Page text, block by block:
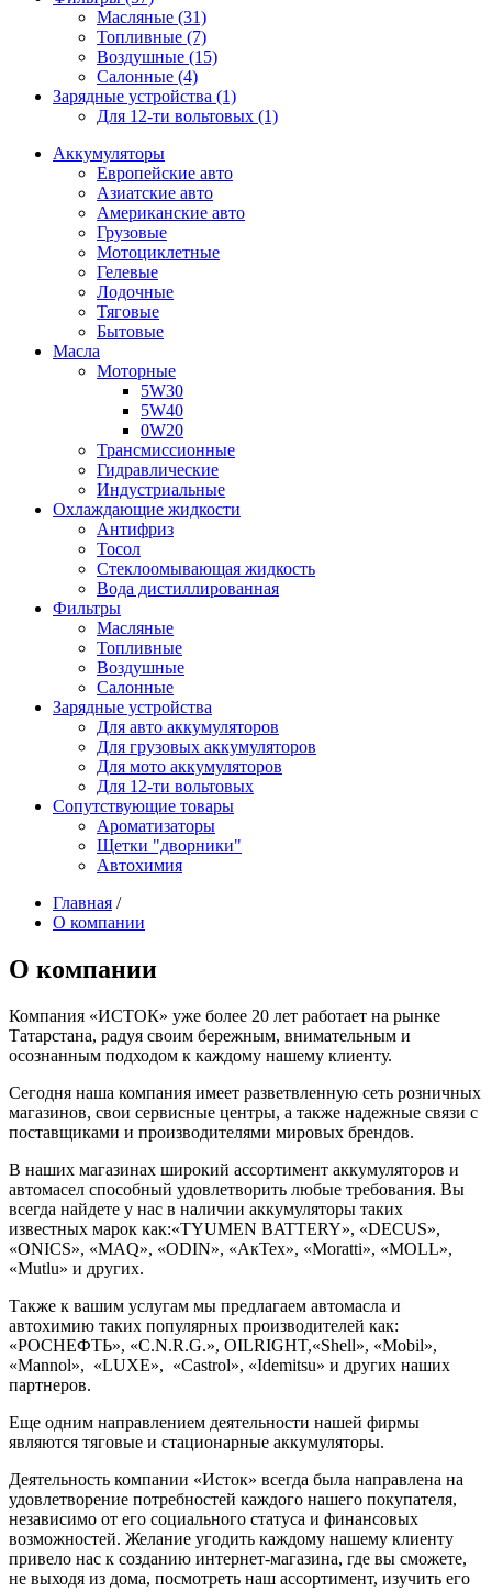
Масляные (31)
Топливные (7)
Воздушные (15)
Салонные (4)
Зарядные устройства (1)
Для 12-ти вольтовых (1)
Аккумуляторы
Европейские авто
Азиатские авто
Американские авто
Грузовые
Мотоциклетные
Гелевые
Лодочные
Тяговые
Бытовые
Масла
Моторные
5W30
5W40
0W20
Трансмиссионные
Гидравлические
Индустриальные
Охлаждающие жидкости
Антифриз
Тосол
Стеклоомывающая жидкость
Вода дистиллированная
Фильтры
Масляные
Топливные
Воздушные
Салонные
Зарядные устройства
Для авто аккумуляторов
Для грузовых аккумуляторов
Для мото аккумуляторов
Для 12-ти вольтовых
Сопутствующие товары
Ароматизаторы
Щетки "дворники"
Автохимия
Главная /
О компании
О компании
Компания «ИСТОК» уже более 20 лет работает на рынке
Татарстана, радуя своим бережным, внимательным и
осознанным подходом к каждому нашему клиенту.
Сегодня наша компания имеет разветвленную сеть розничных
магазинов, свои сервисные центры, а также надежные связи с
поставщиками и производителями мировых брендов.
В наших магазинах широкий ассортимент аккумуляторов и
автомасел способный удовлетворить любые требования. Вы
всегда найдете у нас в наличии аккумуляторы таких
известных марок как:«TYUMEN BATTERY», «DECUS»,
«ONICS», «MAQ», «ODIN», «АкТех», «Moratti», «MOLL»,
«Mutlu» и других.
Также к вашим услугам мы предлагаем автомасла и
автохимию таких популярных производителей как:
«РОСНЕФТЬ», «C.N.R.G.», OILRIGHT,«Shell», «Mobil»,
«Mannol», «LUXE», «Castrol», «Idemitsu» и других наших
партнеров.
Еще одним направлением деятельности нашей фирмы
являются тяговые и стационарные аккумуляторы.
Деятельность компании «Исток» всегда была направлена на
удовлетворение потребностей каждого нашего покупателя,
независимо от его социального статуса и финансовых
возможностей. Желание угодить каждому нашему клиенту
привело нас к созданию интернет-магазина, где вы сможете,
не выходя из дома, посмотреть наш ассортимент, изучить его